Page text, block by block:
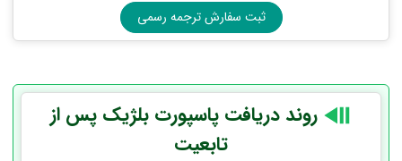
ثبت سفارش ترجمه رسمی
روند دریافت پاسپورت بلژیک پس از
تابعیت